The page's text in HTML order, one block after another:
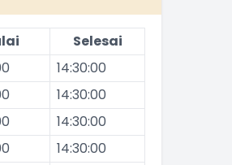
Selesai
14:30:00
14:30:00
14:30:00
14:30:00